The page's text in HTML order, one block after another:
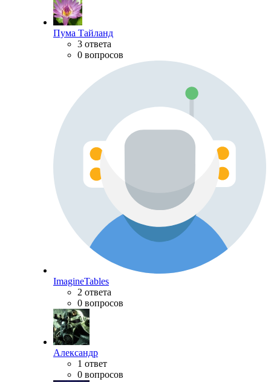
Пума Тайланд
3 ответа
0 вопросов
ImagineTables
2 ответа
0 вопросов
Александр
1 ответ
0 вопросов